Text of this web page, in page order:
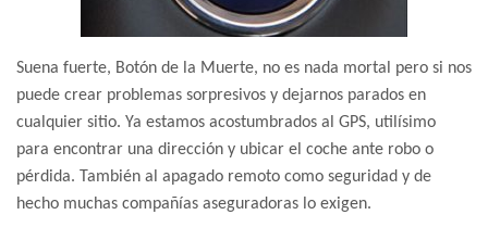
Suena fuerte, Botón de la Muerte, no es nada mortal pero si nos
puede crear problemas sorpresivos y dejarnos parados en
cualquier sitio. Ya estamos acostumbrados al GPS, utilísimo
para encontrar una dirección y ubicar el coche ante robo o
pérdida. También al apagado remoto como seguridad y de
hecho muchas compañías aseguradoras lo exigen.